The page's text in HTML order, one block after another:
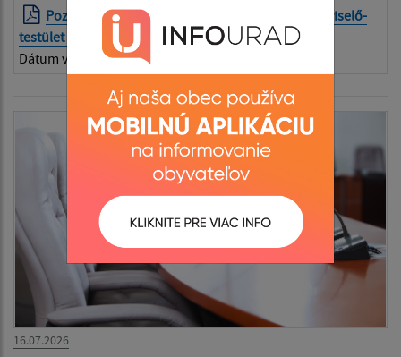
Pozvánka na XV. zasadnutie OZ - Meghívó a Képviselő-
testület XV. ülésére
| PDF | 0.26 Mb
Dátum vyvesenia:..pozvanka_15.zasadnutie_OZGH.pdf
16.07.2026